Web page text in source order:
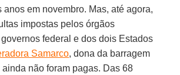
anos em novembro. Mas, até agora,
impostas pelos órgãos
federal e dos dois Estados
Samarco, dona da barragem
não foram pagas. Das 68